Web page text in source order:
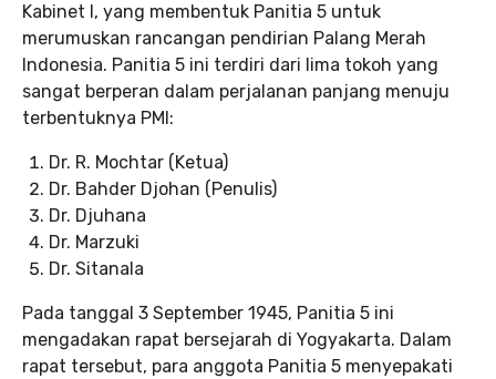
Kabinet I, yang membentuk Panitia 5 untuk
merumuskan rancangan pendirian Palang Merah
Indonesia. Panitia 5 ini terdiri dari lima tokoh yang
sangat berperan dalam perjalanan panjang menuju
terbentuknya PMI:
Dr. R. Mochtar (Ketua)
Dr. Bahder Djohan (Penulis)
Dr. Djuhana
Dr. Marzuki
Dr. Sitanala
Pada tanggal 3 September 1945, Panitia 5 ini
mengadakan rapat bersejarah di Yogyakarta. Dalam
rapat tersebut, para anggota Panitia 5 menyepakati